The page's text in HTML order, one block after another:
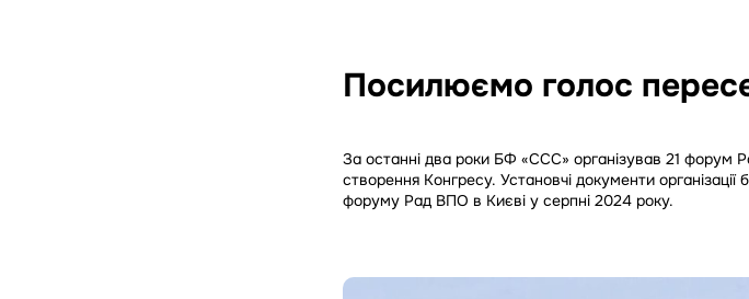
Посилюємо голос
За останні два роки БФ «ССС» організував 21
створення Конгресу. Установчі документи
форуму Рад ВПО в Києві у серпні 2024 року.